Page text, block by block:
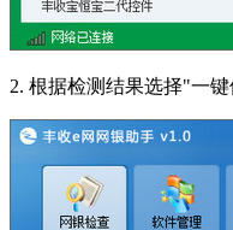
2. 根据检测结果选择"一